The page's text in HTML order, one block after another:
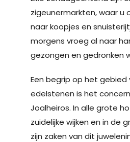
zigeunermarkten, waar u
naar koopjes en
morgens vroeg al naar
gezongen en gedronken
Een begrip op het gebied
edelstenen is het concern
Joalheiros. In alle grote
zuidelijke wijken en in de
zijn zaken van dit